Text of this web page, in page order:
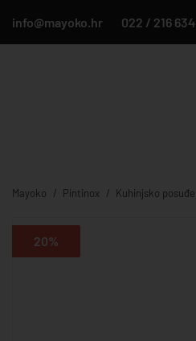
info@mayoko.hr 022 / 216 634
Mayoko Pintinox Kuhinjsko posuđe
20%